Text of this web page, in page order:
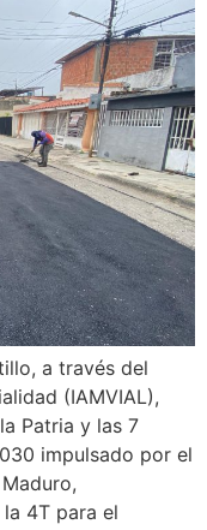
a través del
(IAMVIAL),
Patria y las 7
impulsado por el
4T para el